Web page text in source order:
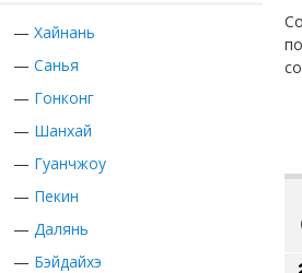
— Хайнань
— Санья
— Гонконг
— Шанхай
— Гуанчжоу
— Пекин
— Далянь
— Бэйдайхэ